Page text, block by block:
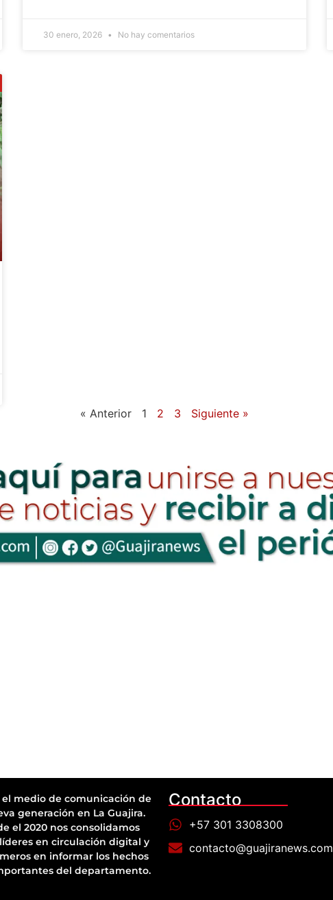
30 enero, 2026 No hay comentarios
« Anterior 1 2 3 Siguiente »
el medio de comunicación de
generación en La Guajira.
el 2020 nos consolidamos
en circulación digital y
en informar los hechos
del departamento.
Contacto
+57 301 3308300
contacto@guajiranews.com